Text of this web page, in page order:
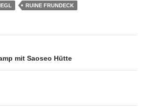
RUINE FRUNDECK
mit Saoseo Hütte